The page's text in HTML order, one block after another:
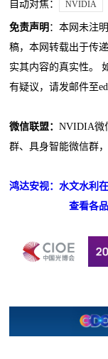
自动对焦： NVIDIA
免责声明 ：本网未注
稿，本网转载出于传
实其内容的真实性。
有疑议，请发邮件至
微信联盟：NVIDIA微
群、具身智能微信群
鸿达安视：水文水利
查看各